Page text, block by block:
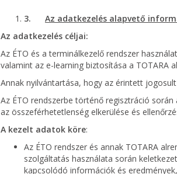
3. Az adatkezelés alapvető
Az adatkezelés céljai:
Az ÉTO és a terminálkezelő rendszer
valamint az e-learning biztosítása a TOTARA
Annak nyilvántartása, hogy az érintett
Az ÉTO rendszerbe történő regisztráció
az összeférhetetlenség elkerülése és
A kezelt adatok köre:
Az ÉTO rendszer és annak TOTARA
szolgáltatás használata során
kapcsolódó információk és